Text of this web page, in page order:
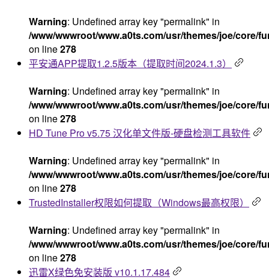
Warning: Undefined array key "permalink" in
/www/wwwroot/www.a0ts.com/usr/themes/joe/core/
on line278
平安通APP提取1.2.5版本（提取时间2024.1.3）
Warning: Undefined array key "permalink" in
/www/wwwroot/www.a0ts.com/usr/themes/joe/core/
on line278
HD Tune Pro v5.75 汉化单文件版-硬盘检测工具软件
Warning: Undefined array key "permalink" in
/www/wwwroot/www.a0ts.com/usr/themes/joe/core/
on line278
TrustedInstaller权限如何提取（Windows最高权限）
Warning: Undefined array key "permalink" in
/www/wwwroot/www.a0ts.com/usr/themes/joe/core/
on line278
迅雷X绿色免安装版 v10.1.17.484